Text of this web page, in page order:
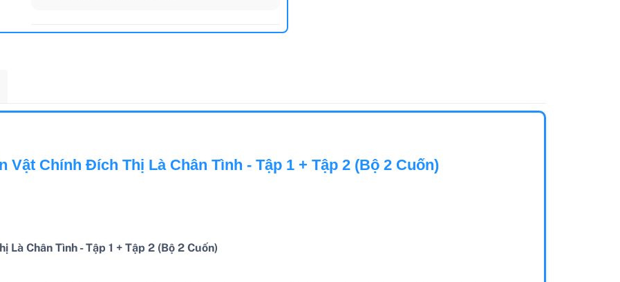
Vật Chính Đích Thị Là Chân Tình - Tập 1 + Tập 2 (Bộ 2 Cuốn)
Chân Tình - Tập 1 + Tập 2 (Bộ 2 Cuốn)